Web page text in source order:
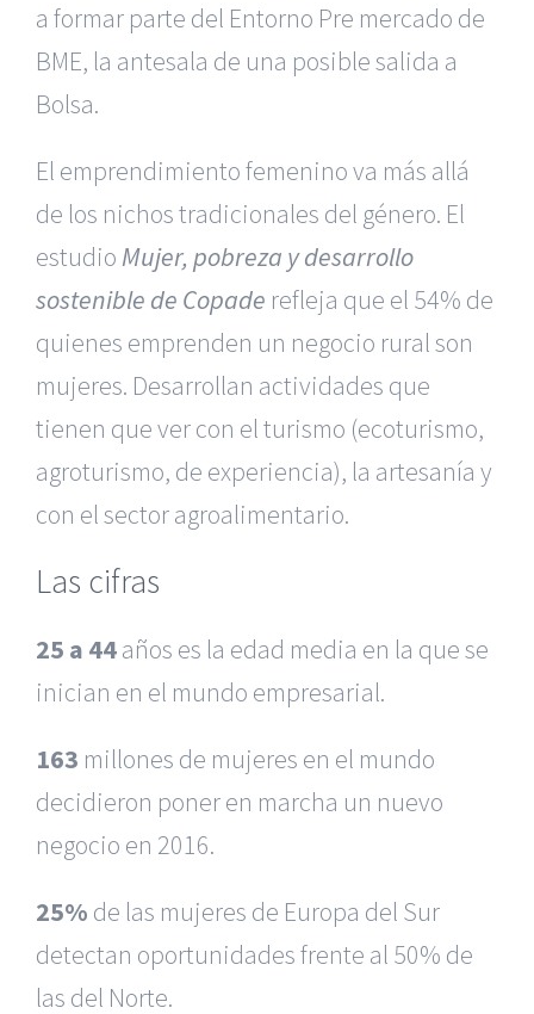
a formar parte del Entorno Pre mercado de
BME, la antesala de una posible salida a
Bolsa.
El emprendimiento femenino va más allá
de los nichos tradicionales del género. El
estudio Mujer, pobreza y desarrollo
sostenible de Copade refleja que el 54% de
quienes emprenden un negocio rural son
mujeres. Desarrollan actividades que
tienen que ver con el turismo (ecoturismo,
agroturismo, de experiencia), la artesanía y
con el sector agroalimentario.
Las cifras
25 a 44años es la edad media en la que se
inician en el mundo empresarial.
163 millones de mujeres en el mundo
decidieron poner en marcha un nuevo
negocio en 2016.
25% de las mujeres de Europa del Sur
detectan oportunidades frente al 50% de
las del Norte.
|Recursos Administrativos|BGD Abogados Murcia |BGD
Abogados Alicante